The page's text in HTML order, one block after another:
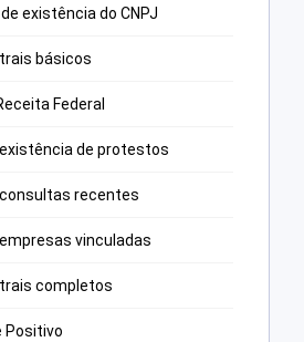
existência do CNPJ
básicos
Federal
de protestos
recentes
vinculadas
completos
Positivo